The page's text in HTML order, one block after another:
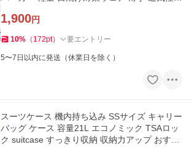
1,900円
10% （ 172pt） 要エントリー
5〜7日以内に発送（休業日を除く）
スーツケース 機内持ち込み SSサイズ キャリー
バッグ ケース 容量21L エコノミック TSAロッ
ク suitcase すっきり収納 収納力アップ おすす